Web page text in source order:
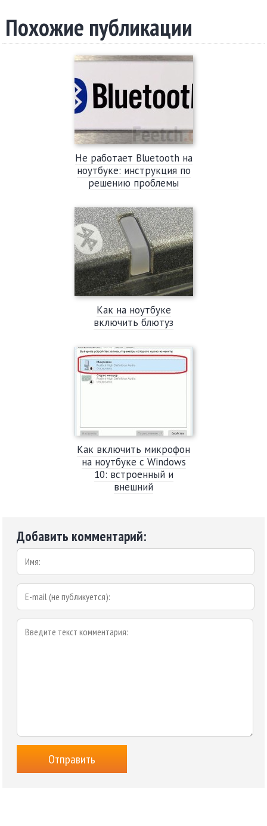
Похожие публикации
Не работает Bluetooth на
ноутбуке: инструкция по
решению проблемы
Как на ноутбуке
включить блютуз
Как включить микрофон
на ноутбуке с Windows
10: встроенный и
внешний
Добавить комментарий: